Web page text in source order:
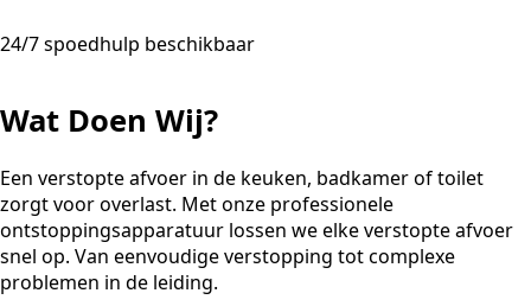
24/7 spoedhulp beschikbaar
Wat Doen Wij?
Een verstopte afvoer in de keuken, badkamer of toilet
zorgt voor overlast. Met onze professionele
ontstoppingsapparatuur lossen we elke verstopte afvoer
snel op. Van eenvoudige verstopping tot complexe
problemen in de leiding.